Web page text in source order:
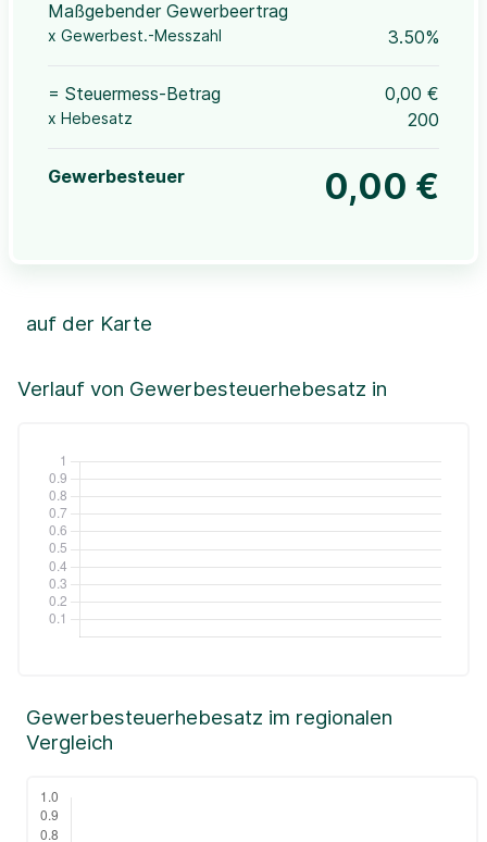
Maßgebender Gewerbeertrag
x Gewerbest.-Messzahl 3.50%
= Steuermess-Betrag 0,00 €
x Hebesatz 200
Gewerbesteuer 0,00 €
Verlauf von Gewerbesteuerhebesatz in
auf der Karte
+
Leaflet|©OpenStreetMap, ©CartoDB,
Gewerbesteuerhebesatz im regionalen
Vergleich